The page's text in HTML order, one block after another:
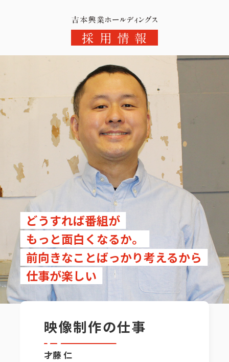
吉本興業の魅力
社員を知る
働き方を知る
採用情報を見る
会社概要
どうすれば番組が
もっと面白くなるか。
前向きなことばっかり考えるから
仕事が楽しい
映像制作の仕事
才藤 仁